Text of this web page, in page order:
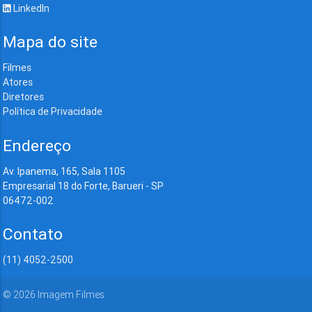
LinkedIn
Mapa do site
Filmes
Atores
Diretores
Política de Privacidade
Endereço
Av. Ipanema, 165, Sala 1105
Empresarial 18 do Forte, Barueri - SP
06472-002
Contato
(11) 4052-2500
© 2026 Imagem Filmes